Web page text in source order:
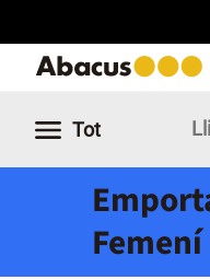
Tot
Femení